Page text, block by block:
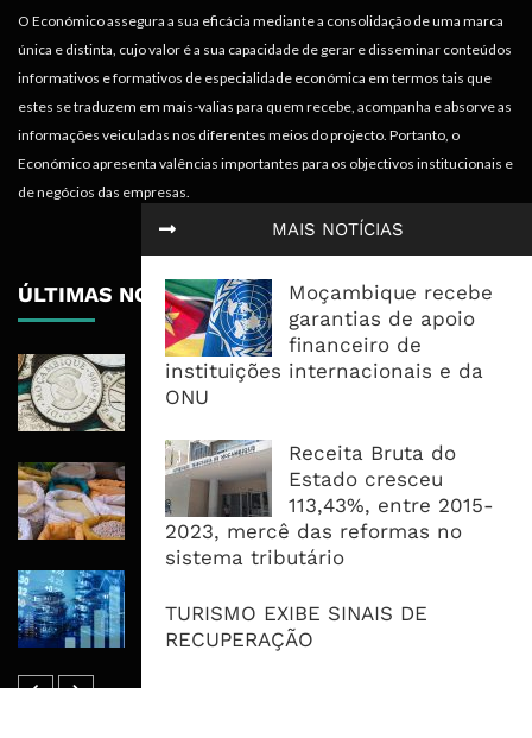
MAIS NOTÍCIAS
Moçambique recebe
garantias de apoio
financeiro de
instituições internacionais e da
ONU
Receita Bruta do
Estado cresceu
113,43%, entre 2015-
2023, mercê das reformas no
sistema tributário
TURISMO EXIBE SINAIS DE
RECUPERAÇÃO
O Económico assegura a sua eficácia mediante a consolidação de uma marca
única e distinta, cujo valor é a sua capacidade de gerar e disseminar conteúdos
informativos e formativos de especialidade económica em termos tais que
estes se traduzem em mais-valias para quem recebe, acompanha e absorve as
informações veiculadas nos diferentes meios do projecto. Portanto, o
Económico apresenta valências importantes para os objectivos institucionais e
de negócios das empresas.
ÚLTIMAS NOTÍCIAS
Economia Moçambicana Procura
Recuperar em 2026, Mas Crédito,
Commodities Agrícolas Entram Numa
Nova Fase de Risco Após Meses de
Oferta Confortável
PIB e Pressão Desloca-se Para o
Endividamento Interno